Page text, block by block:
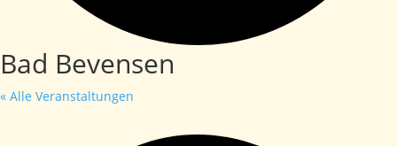
Bad Bevensen
« Alle Veranstaltungen